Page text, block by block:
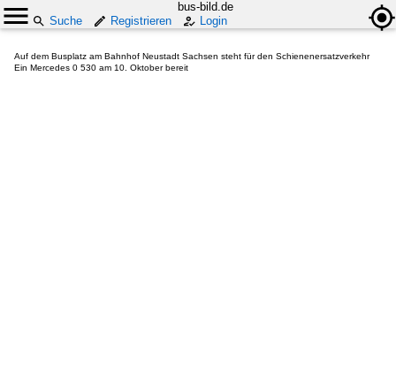
bus-bild.de
Suche
Registrieren Login
Auf dem Busplatz am Bahnhof Neustadt Sachsen steht für den Schienenersatzverkehr
Ein Mercedes 0 530 am 10. Oktober bereit